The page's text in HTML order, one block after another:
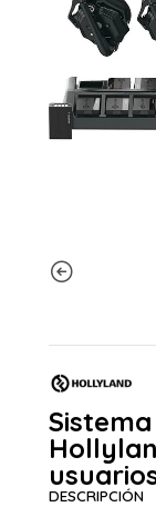
DESCRIPCIÓN